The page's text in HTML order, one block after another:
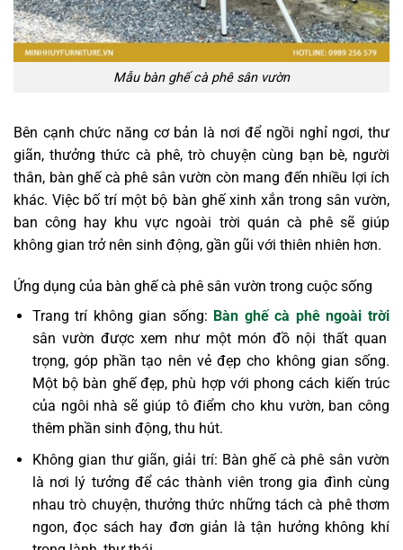
Mẫu bàn ghế cà phê sân vườn
Bên cạnh chức năng cơ bản là nơi để ngồi nghỉ ngơi, thư
giãn, thưởng thức cà phê, trò chuyện cùng bạn bè, người
thân, bàn ghế cà phê sân vườn còn mang đến nhiều lợi ích
khác. Việc bố trí một bộ bàn ghế xinh xắn trong sân vườn,
ban công hay khu vực ngoài trời quán cà phê sẽ giúp
không gian trở nên sinh động, gần gũi với thiên nhiên hơn.
Ứng dụng của bàn ghế cà phê sân vườn trong cuộc sống
Trang trí không gian sống: Bàn ghế cà phê ngoài trời
sân vườn được xem như một món đồ nội thất quan
trọng, góp phần tạo nên vẻ đẹp cho không gian sống.
Một bộ bàn ghế đẹp, phù hợp với phong cách kiến trúc
của ngôi nhà sẽ giúp tô điểm cho khu vườn, ban công
thêm phần sinh động, thu hút.
Không gian thư giãn, giải trí: Bàn ghế cà phê sân vườn
là nơi lý tưởng để các thành viên trong gia đình cùng
nhau trò chuyện, thưởng thức những tách cà phê thơm
ngon, đọc sách hay đơn giản là tận hưởng không khí